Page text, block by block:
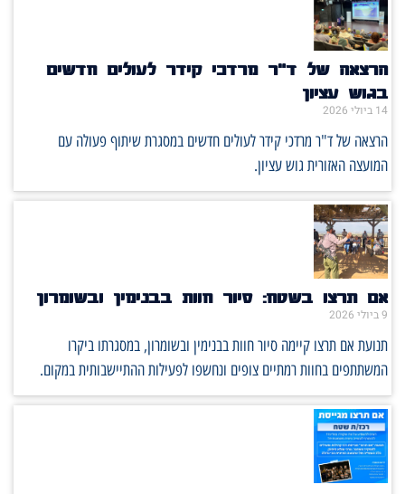
הרצאה של ד"ר מרדכי קידר לעולים חדשים
בגוש עציון
14 ביולי 2026
הרצאה של ד"ר מרדכי קידר לעולים חדשים במסגרת שיתוף פעולה עם
המועצה האזורית גוש עציון.
אם תרצו בשטח: סיור חוות בבנימין ובשומרון
9 ביולי 2026
תנועת אם תרצו קיימה סיור חוות בבנימין ובשומרון, במסגרתו ביקרו
המשתתפים בחוות רמתיים צופים ונחשפו לפעילות ההתיישבותית במקום.